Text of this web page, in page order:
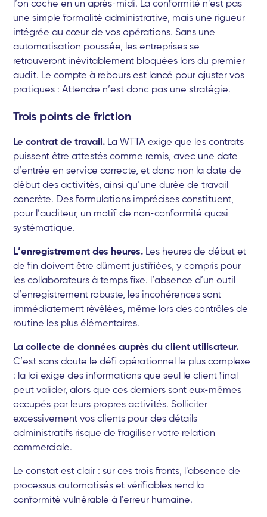
l’on coche en un après-midi. La conformité n'est pas
une simple formalité administrative, mais une rigueur
intégrée au cœur de vos opérations. Sans une
automatisation poussée, les entreprises se
retrouveront inévitablement bloquées lors du premier
audit. Le compte à rebours est lancé pour ajuster vos
pratiques : Attendre n’est donc pas une stratégie.
Trois points de friction
Le contrat de travail. La WTTA exige que les contrats
puissent être attestés comme remis, avec une date
d’entrée en service correcte, et donc non la date de
début des activités, ainsi qu’une durée de travail
concrète. Des formulations imprécises constituent,
pour l’auditeur, un motif de non-conformité quasi
systématique.
L’enregistrement des heures. Les heures de début et
de fin doivent être dûment justifiées, y compris pour
les collaborateurs à temps fixe. l’absence d’un outil
d’enregistrement robuste, les incohérences sont
immédiatement révélées, même lors des contrôles de
routine les plus élémentaires.
La collecte de données auprès du client utilisateur.
C’est sans doute le défi opérationnel le plus complexe
: la loi exige des informations que seul le client final
peut valider, alors que ces derniers sont eux-mêmes
occupés par leurs propres activités. Solliciter
excessivement vos clients pour des détails
administratifs risque de fragiliser votre relation
commerciale.
Le constat est clair : sur ces trois fronts, l'absence de
processus automatisés et vérifiables rend la
conformité vulnérable à l'erreur humaine.